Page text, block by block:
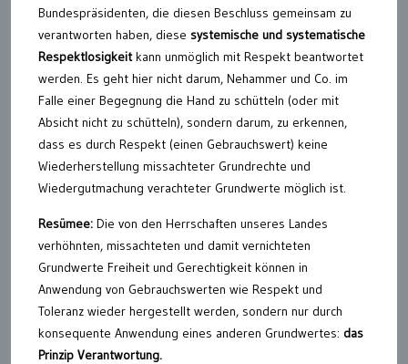
Bundespräsidenten, die diesen Beschluss gemeinsam zu
verantworten haben, diese systemische und systematische
Respektlosigkeitkann unmöglich mit Respekt beantwortet
werden. Es geht hier nicht darum, Nehammer und Co. im
Falle einer Begegnung die Hand zu schütteln (oder mit
Absicht nicht zu schütteln), sondern darum, zu erkennen,
dass es durch Respekt (einen Gebrauchswert) keine
Wiederherstellung missachteter Grundrechte und
Wiedergutmachung verachteter Grundwerte möglich ist.
Resümee: Die von den Herrschaften unseres Landes
verhöhnten, missachteten und damit vernichteten
Grundwerte Freiheit und Gerechtigkeit können in
Anwendung von Gebrauchswerten wie Respekt und
Toleranz wieder hergestellt werden, sondern nur durch
konsequente Anwendung eines anderen Grundwertes: das
Prinzip Verantwortung.